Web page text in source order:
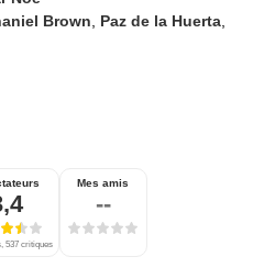
Brown Paz de la Huerta
537 critiques
Mes amis
--